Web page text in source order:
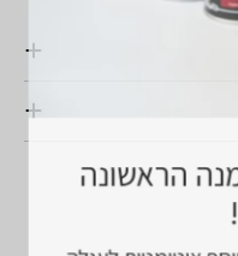
ההזמנה הראשונה